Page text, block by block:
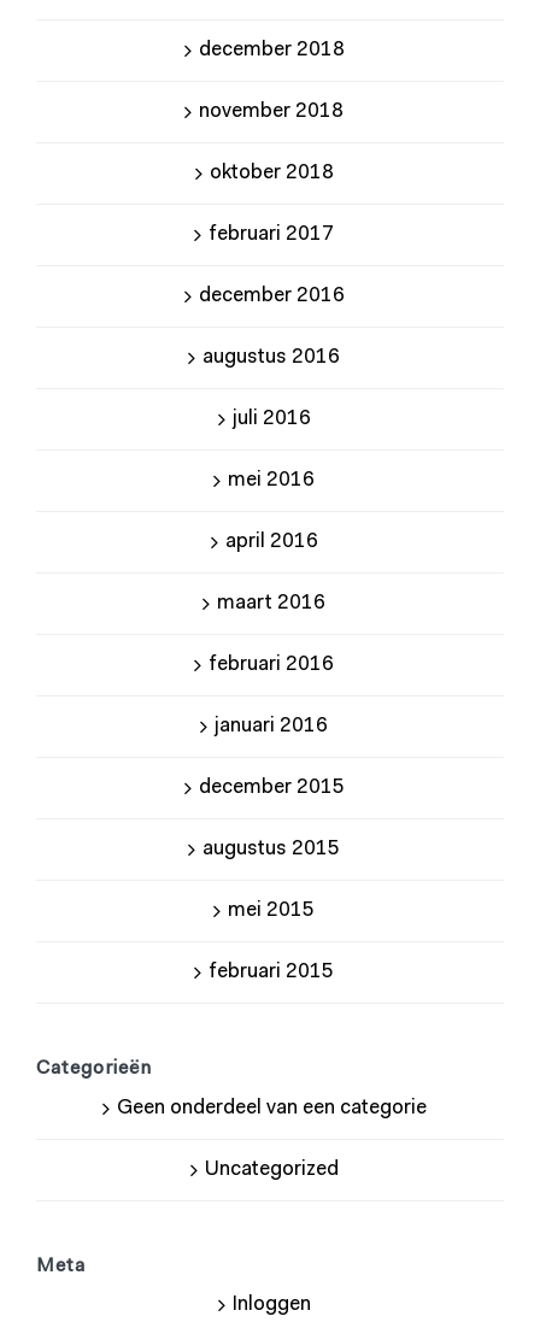
december 2018
november 2018
oktober 2018
februari 2017
december 2016
augustus 2016
juli 2016
mei 2016
april 2016
maart 2016
februari 2016
januari 2016
december 2015
augustus 2015
mei 2015
februari 2015
Categorieën
Geen onderdeel van een categorie
Uncategorized
Meta
Inloggen